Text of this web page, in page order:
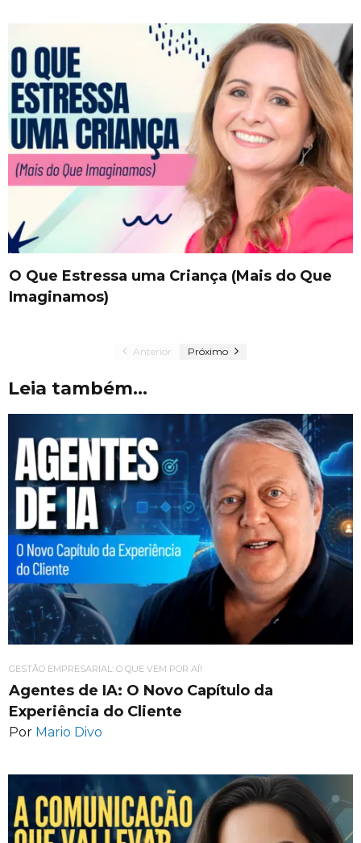
O Que Estressa uma Criança (Mais do Que
Imaginamos)
Anterior Próximo
Leia também...
GESTÃO EMPRESARIAL: O QUE VEM POR AÍ!
Agentes de IA: O Novo Capítulo da
Experiência do Cliente
Por Mario Divo